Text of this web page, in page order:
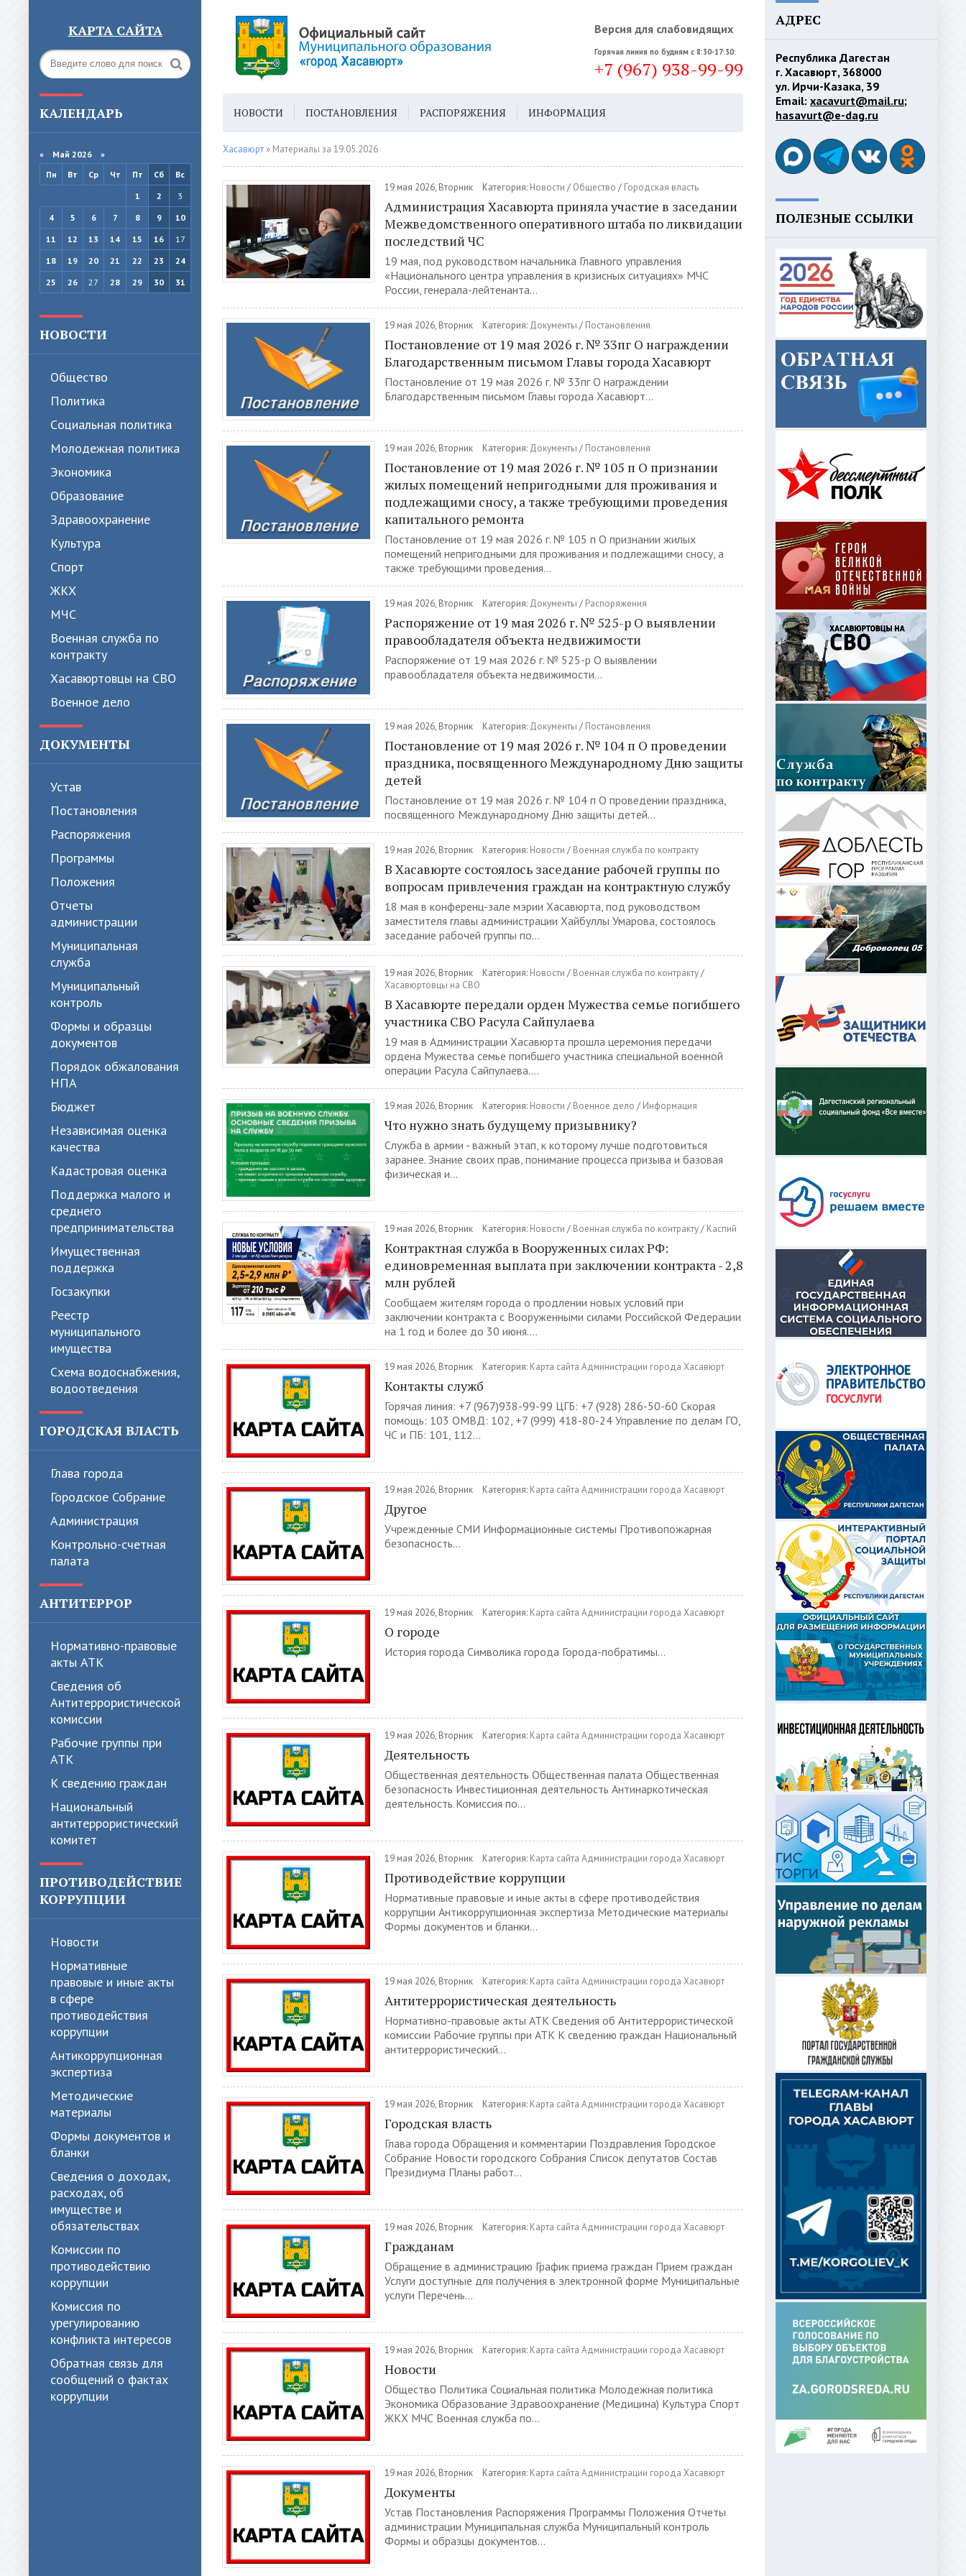
КАРТА САЙТА Версия для слабовидящих
Горячая линия по будням с 8:30-17:30:
+7 (967) 938-99-99
КАЛЕНДАРЬ
« Май 2026 »
Пн
Вт Ср Чт Пт Сб
Вс
1
2
3
4
5 6 7 8 9
10
11
12 13 14 15 16
17
18
19 20 21 22 23
24
25
26 27 28 29 30 31
НОВОСТИ
Общество
Политика
Cоциальная политика
Молодежная политика
Экономика
Образование
Здравоохранение
Культура
Спорт
ЖКХ
МЧС
Военная служба по
контракту
Хасавюртовцы на СВО
Военное дело
ДОКУМЕНТЫ
Устав
Постановления
Распоряжения
Программы
Положения
Отчеты
администрации
Муниципальная
служба
Муниципальный
контроль
Формы и образцы
документов
Порядок обжалования
НПА
Бюджет
Независимая оценка
качества
Кадастровая оценка
Поддержка малого и
среднего
предпринимательства
Имущественная
поддержка
Госзакупки
Реестр
муниципального
имущества
Схема водоснабжения,
водоотведения
ГОРОДСКАЯ ВЛАСТЬ
Глава города
Городское Собрание
Администрация
Контрольно-счетная
палата
АНТИТЕРРОР
Нормативно-правовые
акты АТК
Сведения об
Антитеррористической
комиссии
Рабочие группы при
АТК
К сведению граждан
Национальный
антитеррористический
комитет
ПРОТИВОДЕЙСТВИЕ
КОРРУПЦИИ
Новости
Нормативные
правовые и иные акты
в сфере
противодействия
коррупции
Антикоррупционная
экспертиза
Методические
материалы
Формы документов и
бланки
Сведения о доходах,
расходах, об
имуществе и
обязательствах
Комиссии по
противодействию
коррупции
Комиссия по
урегулированию
конфликта интересов
Обратная связь для
сообщений о фактах
коррупции
НОВОСТИ ПОСТАНОВЛЕНИЯ РАСПОРЯЖЕНИЯ ИНФОРМАЦИЯ
ГОРОДСКАЯ СРЕДА ГЕН. ПЛАН
Хасавюрт » Материалы за 19.05.2026
19 мая 2026, Вторник Категория: Новости / Общество / Городская власть
Администрация Хасавюрта приняла участие в заседании
Межведомственного оперативного штаба по ликвидации
последствий ЧС
19 мая, под руководством начальника Главного управления
«Национального центра управления в кризисных ситуациях» МЧС
России, генерала-лейтенанта...
19 мая 2026, Вторник Категория: Документы / Постановления
Постановление от 19 мая 2026 г. № 33пг О награждении
Благодарственным письмом Главы города Хасавюрт
Постановление от 19 мая 2026 г. № 33пг О награждении
Благодарственным письмом Главы города Хасавюрт...
19 мая 2026, Вторник Категория: Документы / Постановления
Постановление от 19 мая 2026 г. № 105 п О признании
жилых помещений непригодными для проживания и
подлежащими сносу, а также требующими проведения
капитального ремонта
Постановление от 19 мая 2026 г. № 105 п О признании жилых
помещений непригодными для проживания и подлежащими сносу, а
также требующими проведения...
19 мая 2026, Вторник Категория: Документы / Распоряжения
Распоряжение от 19 мая 2026 г. № 525-р О выявлении
правообладателя объекта недвижимости
Распоряжение от 19 мая 2026 г. № 525-р О выявлении
правообладателя объекта недвижимости...
19 мая 2026, Вторник Категория: Документы / Постановления
Постановление от 19 мая 2026 г. № 104 п О проведении
праздника, посвященного Международному Дню защиты
детей
Постановление от 19 мая 2026 г. № 104 п О проведении праздника,
посвященного Международному Дню защиты детей...
19 мая 2026, Вторник Категория: Новости / Военная служба по контракту
В Хасавюрте состоялось заседание рабочей группы по
вопросам привлечения граждан на контрактную службу
18 мая в конференц-зале мэрии Хасавюрта, под руководством
заместителя главы администрации Хайбуллы Умарова, состоялось
заседание рабочей группы по...
19 мая 2026, Вторник Категория: Новости / Военная служба по контракту/
Хасавюртовцы на СВО
В Хасавюрте передали орден Мужества семье погибшего
участника СВО Расула Сайпулаева
19 мая в Администрации Хасавюрта прошла церемония передачи
ордена Мужества семье погибшего участника специальной военной
операции Расула Сайпулаева....
19 мая 2026, Вторник Категория: Новости / Военное дело / Информация
Что нужно знать будущему призывнику?
Служба в армии - важный этап, к которому лучше подготовиться
заранее. Знание своих прав, понимание процесса призыва и базовая
физическая и...
19 мая 2026, Вторник Категория: Новости / Военная служба по контракту/ Каспий
Контрактная служба в Вооруженных силах РФ:
единовременная выплата при заключении контракта - 2,8
млн рублей
Сообщаем жителям города о продлении новых условий при
заключении контракта с Вооруженными силами Российской Федерации
на 1 год и более до 30 июня....
19 мая 2026, Вторник Категория: Карта сайта Администрации города Хасавюрт
Контакты служб
Горячая линия: +7 (967)938-99-99 ЦГБ: +7 (928) 286-50-60 Скорая
помощь: 103 ОМВД: 102, +7 (999) 418-80-24 Управление по делам ГО,
ЧС и ПБ: 101, 112...
19 мая 2026, Вторник Категория: Карта сайта Администрации города Хасавюрт
Другое
Учрежденные СМИ Информационные системы Противопожарная
безопасность...
19 мая 2026, Вторник Категория: Карта сайта Администрации города Хасавюрт
О городе
История города Символика города Города-побратимы...
19 мая 2026, Вторник Категория: Карта сайта Администрации города Хасавюрт
Деятельность
Общественная деятельность Общественная палата Общественная
безопасность Инвестиционная деятельность Антинаркотическая
деятельность Комиссия по...
19 мая 2026, Вторник Категория: Карта сайта Администрации города Хасавюрт
Противодействие коррупции
Нормативные правовые и иные акты в сфере противодействия
коррупции Антикоррупционная экспертиза Методические материалы
Формы документов и бланки...
19 мая 2026, Вторник Категория: Карта сайта Администрации города Хасавюрт
Антитеррористическая деятельность
Нормативно-правовые акты АТК Сведения об Антитеррористической
комиссии Рабочие группы при АТК К сведению граждан Национальный
антитеррористический...
19 мая 2026, Вторник Категория: Карта сайта Администрации города Хасавюрт
Городская власть
Глава города Обращения и комментарии Поздравления Городское
Собрание Новости городского Собрания Список депутатов Состав
Президиума Планы работ...
19 мая 2026, Вторник Категория: Карта сайта Администрации города Хасавюрт
Гражданам
Обращение в администрацию График приема граждан Прием граждан
Услуги доступные для получения в электронной форме Муниципальные
услуги Перечень...
19 мая 2026, Вторник Категория: Карта сайта Администрации города Хасавюрт
Новости
Общество Политика Социальная политика Молодежная политика
Экономика Образование Здравоохранение (Медицина) Культура Спорт
ЖКХ МЧС Военная служба по...
19 мая 2026, Вторник Категория: Карта сайта Администрации города Хасавюрт
Документы
Устав Постановления Распоряжения Программы Положения Отчеты
администрации Муниципальная служба Муниципальный контроль
Формы и образцы документов...
АДРЕС
Республика Дагестан
г. Хасавюрт, 368000
ул. Ирчи-Казака, 39
Email: xacavurt@mail.ru;
hasavurt@e-dag.ru
ПОЛЕЗНЫЕ ССЫЛКИ